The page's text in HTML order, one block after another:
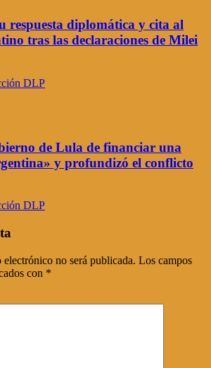
respuesta diplomática y cita al
tras las declaraciones de Milei
DLP
de Lula de financiar una
y profundizó el conflicto
DLP
no será publicada. Los campos
con *